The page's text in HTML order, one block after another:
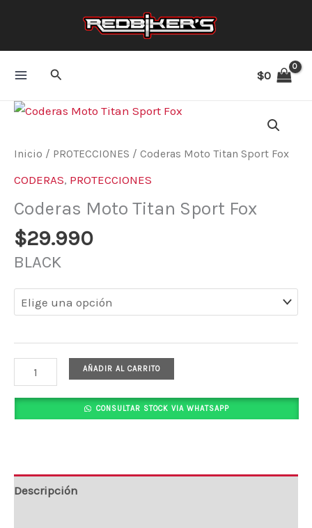
contenido
Buscar $0
Inicio / PROTECCIONES / Coderas Moto Titan Sport Fox
CODERAS, PROTECCIONES
Coderas Moto Titan Sport Fox
$29.990
BLACK
Coderas
Titan
Fox
cantidad
AÑADIR AL CARRITO
CONSULTAR STOCK VIA WHATSAPP
Descripción